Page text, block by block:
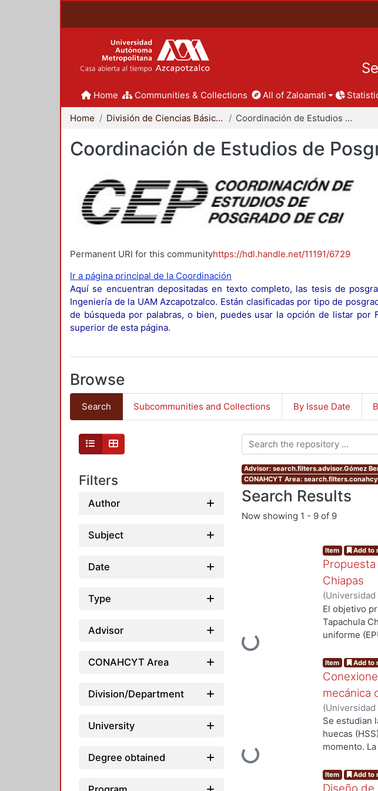
Home Communities & Collections All of Zaloamati
Home División de Ciencias Básicas e Ingeniería Coordinación de Estudios de Posgrado - CBI
Coordinación de Estudios de
Permanent URI for this communityhttps://hdl.handle.net/11191/6729
Ir a página principal de la Coordinación
Aquí se encuentran depositadas en texto completo, las tesis de
Ingeniería de la UAM Azcapotzalco. Están clasificadas por tipo de
de búsqueda por palabras, o bien, puedes usar la opción de listar
superior de esta página.
Browse
Search Subcommunities and Collections By Issue Date
Filters
Author
Subject
Date
Type
Advisor
CONAHCYT Area
Division/Department
University
Degree obtained
Advisor: search.filters.advisor.Gómez
CONAHCYT Area:
Search Results
Now showing 1 - 9 of 9
Loading...
Item Add to
Chiapas
(Universidad
Orozco
El objetivo
Tapachula
uniforme
proporciona
al cálculo
de peligro
200 km.)
usar
obtenidos
criterio,
empleados
Loading...
Item Add to
mecánica
(Universidad
de Servicios
Se estudian
huecas
momento.
primera
realizaron
Item Add to